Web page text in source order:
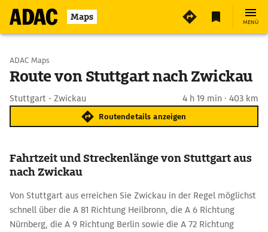
Maps MENÜ
Start wählen
ADAC Maps
Route von Stuttgart nach Zwickau
Stuttgart - Zwickau 4 h 19 min · 403 km
Routendetails anzeigen
Fahrtzeit und Streckenlänge von Stuttgart aus
nach Zwickau
Von Stuttgart aus erreichen Sie Zwickau in der Regel möglichst
schnell über die A 81 Richtung Heilbronn, die A 6 Richtung
Nürnberg, die A 9 Richtung Berlin sowie die A 72 Richtung